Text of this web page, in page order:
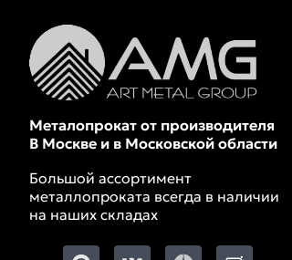
Металопрокат от производителя
В Москве и в Московской области
Большой ассортимент
металлопроката всегда в наличии
на наших складах